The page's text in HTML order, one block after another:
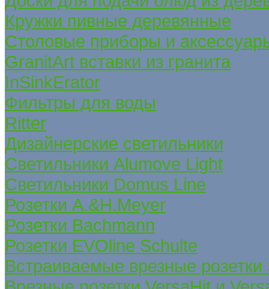
Кружки пивные деревянные
Столовые приборы и
GranitArt вставки из гранита
InSinkErator
Фильтры для воды
Ritter
Дизайнерские светильники
Светильники Alumove Light
Светильники Domus Line
Розетки A.&H.Meyer
Розетки Bachmann
Розетки EVOline Schulte
Встраиваемые врезные розетки